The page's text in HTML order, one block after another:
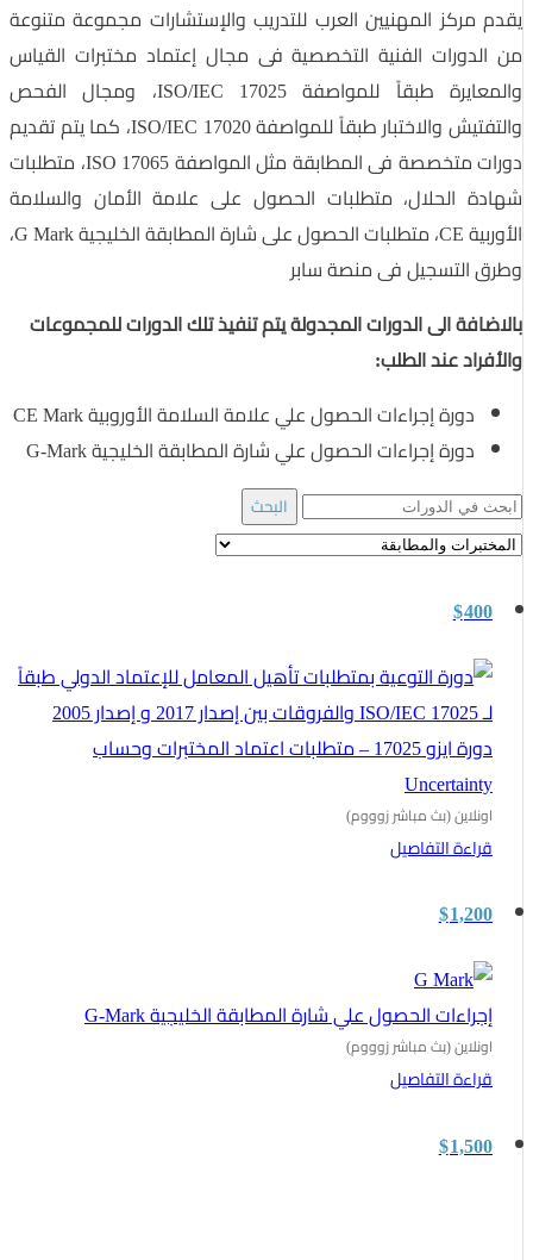
يقدم مركز المهنيين العرب للتدريب والإستشارات مجموعة متنوعة
من الدورات الفنية التخصصية فى مجال إعتماد مختبرات القياس
والمعايرة طبقاً للمواصفة ISO/IEC 17025، ومجال الفحص
والتفتيش والاختبار طبقاً للمواصفة ISO/IEC 17020، كما يتم تقديم
دورات متخصصة فى المطابقة مثل المواصفة ISO 17065، متطلبات
شهادة الحلال، متطلبات الحصول على علامة الأمان والسلامة
الأوربية CE، متطلبات الحصول على شارة المطابقة الخليجية G Mark،
وطرق التسجيل فى منصة سابر
بالاضافة الى الدورات المجدولة يتم تنفيذ تلك الدورات للمجموعات
والأفراد عند الطلب:
دورة إجراءات الحصول علي علامة السلامة الأوروبية CE Mark
دورة إجراءات الحصول علي شارة المطابقة الخليجية G-Mark
Search
for:
$400
دورة ايزو 17025 – متطلبات اعتماد المختبرات وحساب
Uncertainty
اونلاين (بث مباشر زوووم)
قراءة التفاصيل
$1,200
إجراءات الحصول علي شارة المطابقة الخليجية G-Mark
اونلاين (بث مباشر زوووم)
قراءة التفاصيل
$1,500